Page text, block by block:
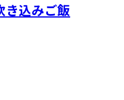
き込みご飯